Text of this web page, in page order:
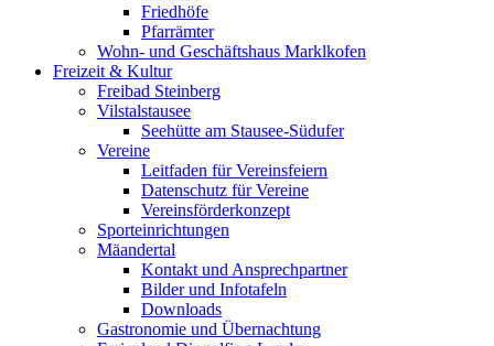
Friedhöfe
Pfarrämter
Wohn- und Geschäftshaus Marklkofen
Freizeit & Kultur
Freibad Steinberg
Vilstalstausee
Seehütte am Stausee-Südufer
Vereine
Leitfaden für Vereinsfeiern
Datenschutz für Vereine
Vereinsförderkonzept
Sporteinrichtungen
Mäandertal
Kontakt und Ansprechpartner
Bilder und Infotafeln
Downloads
Gastronomie und Übernachtung